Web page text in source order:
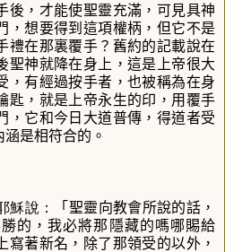
後，才能使聖靈充滿，可見具神
，想要得到這項權柄，但它不是
禮在那裏覆手？舊約的記載說在
聖神就降在身上，這是上帝很大
，有經過按手者，也被稱為在身
匙，就是上帝永生的印，用覆手
，它和今日大道普傳，得道者受
是相符合的。
穌說：
「聖靈向教會所說的話，
的，我必將那隱藏的嗎哪賜給
寫著新名，除了那領受的以外，